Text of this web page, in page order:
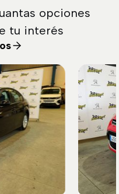
opciones
tu interés